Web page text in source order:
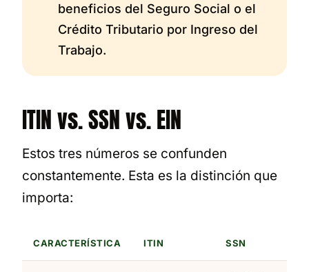
beneficios del Seguro Social o el
Crédito Tributario por Ingreso del
Trabajo.
ITIN vs. SSN vs. EIN
Estos tres números se confunden
constantemente. Esta es la distinción que
importa:
CARACTERÍSTICA ITIN SSN